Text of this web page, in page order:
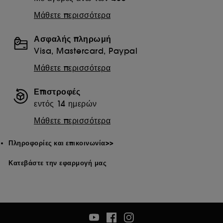
Μάθετε περισσότερα
Ασφαλής πληρωμή
Visa, Mastercard, Paypal
Μάθετε περισσότερα
Επιστροφές
εντός 14 ημερών
Μάθετε περισσότερα
Πληροφορίες και επικοινωνία>>
Κατεβάστε την εφαρμογή μας
Εκτός από τα τεχνικά cookies, η εφαρμογή των
υπόλοιπων ιχνηλατών απαιτεί τη συγκατάθεσή σας.
τοποθέτηση αυτών των cookies χρησιμοποιώντας το
κουμπί "Προσαρμογή των επιλογών μου" παρακάτω ή να
να επιλέξετε να αποσύρετε τη συγκατάθεσή σας ανά πάσα
cookies που χρησιμοποιούνται, κάντε κλικ